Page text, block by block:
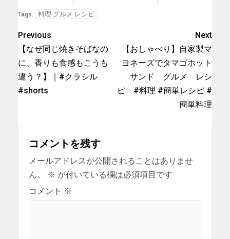
Tags: 料理 グルメ レシピ
Previous
【なぜ同じ焼きそばなの
に、香りも食感もこうも
違う？】｜#クラシル
#shorts
Next
【おしゃべり】自家製マ
ヨネーズでタマゴホット
サンド グルメ レシ
ピ #料理 #簡単レシピ #
簡単料理
コメントを残す
メールアドレスが公開されることはありませ
ん。
※ が付いている欄は必須項目です
コメント ※